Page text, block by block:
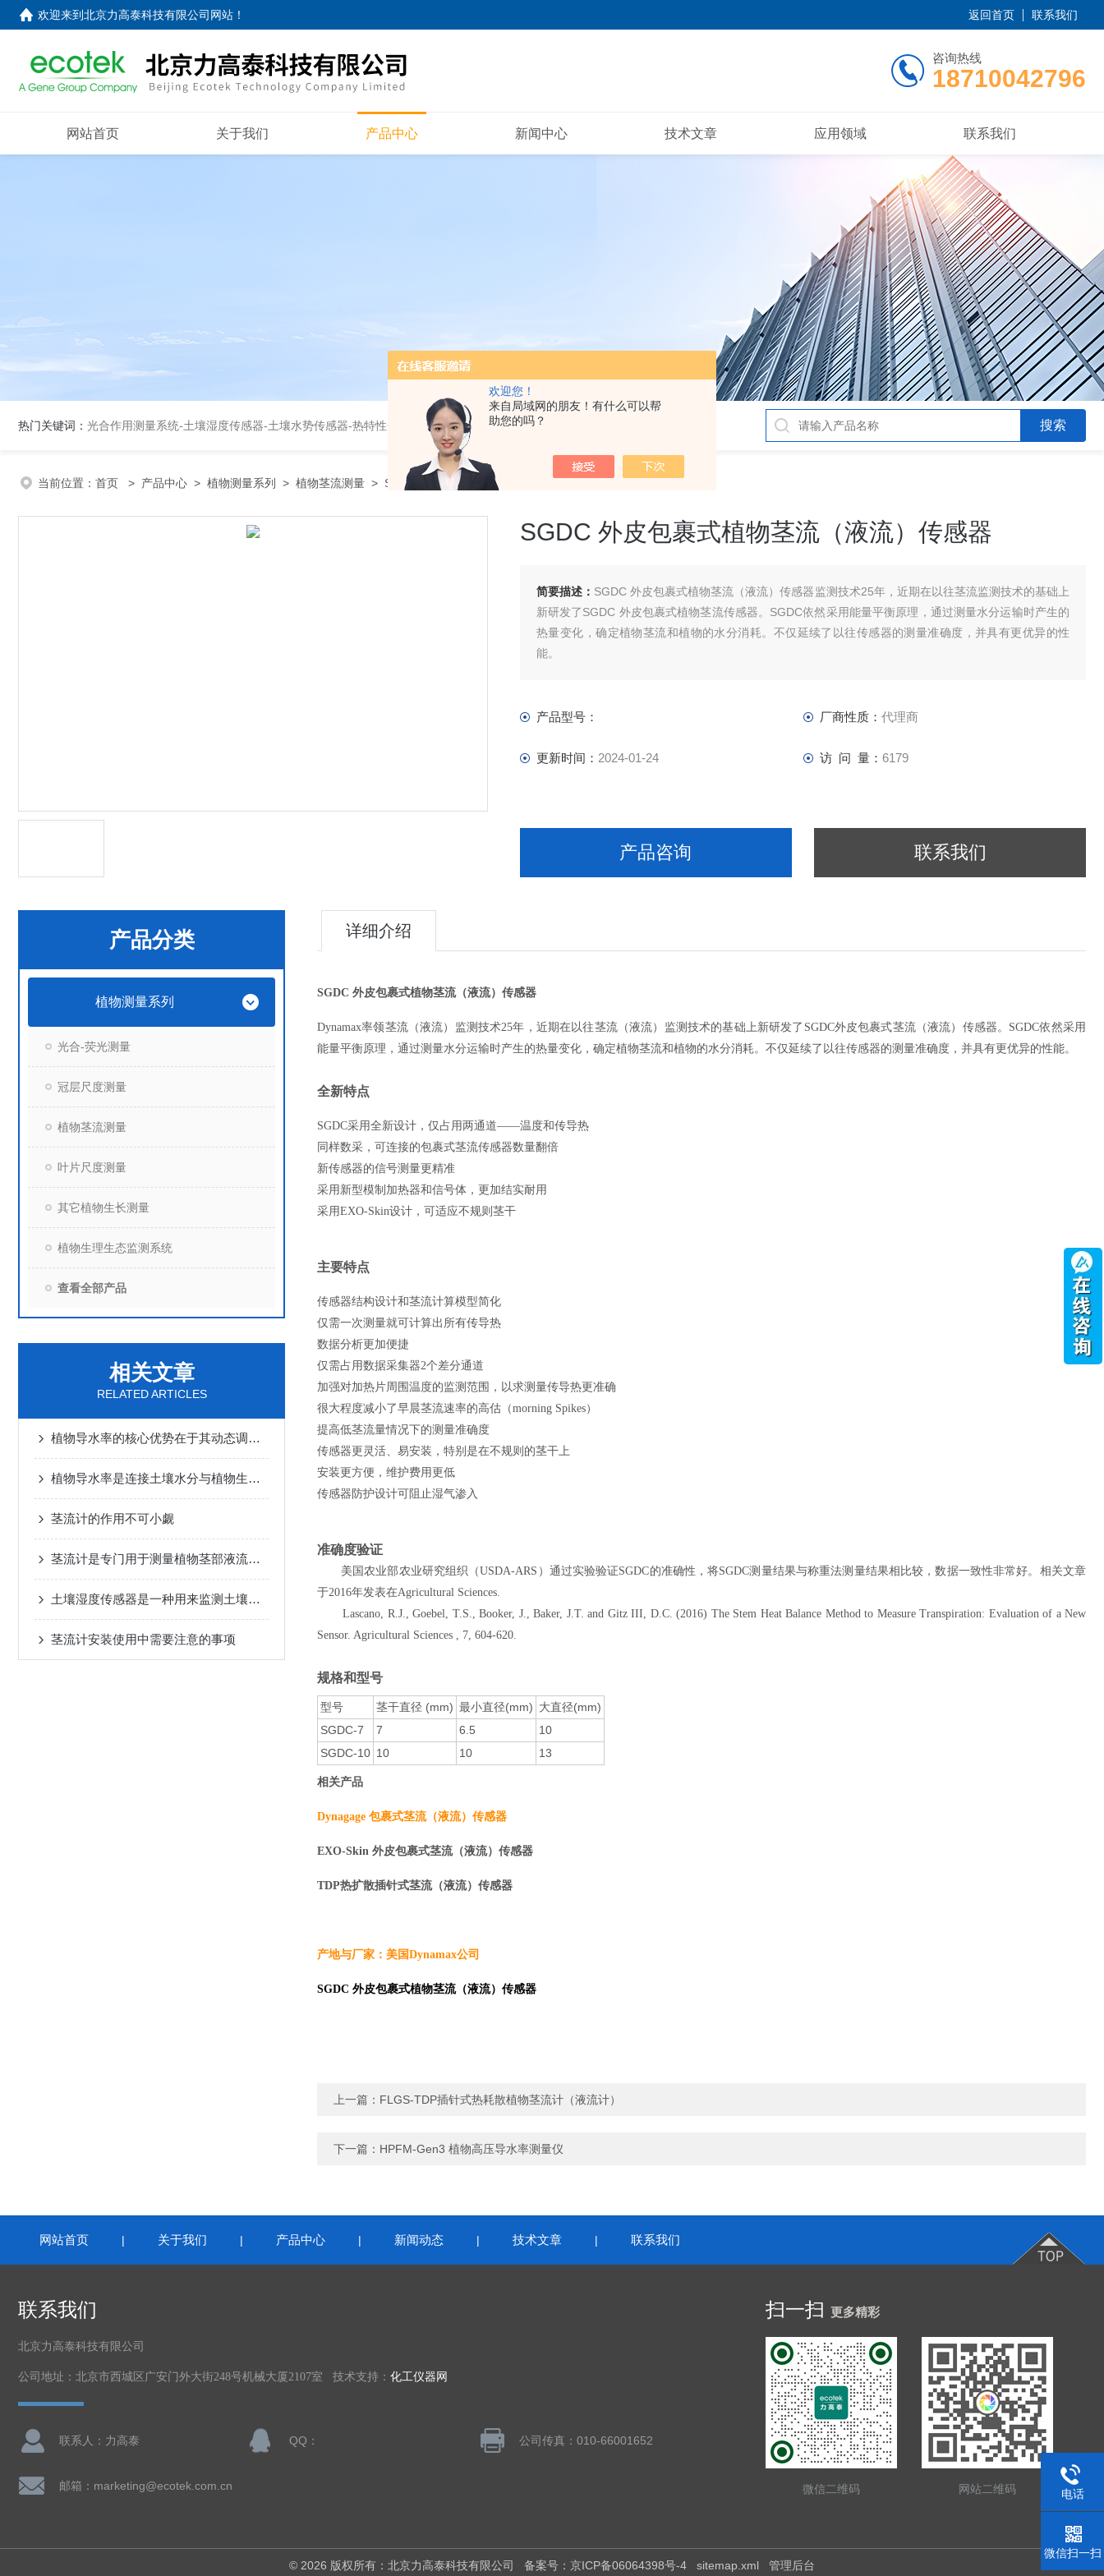
欢迎您！
来自局域网的朋友！有什么可以帮
助您的吗？
欢迎来到北京力高泰科技有限公司网站 ！ 返回首页 联系我们
咨询热线
18710042796
网站首页 关于我们 产品中心 新闻中心 技术文章 应用领域 联系我们
热门关键词： 光合作用测量系统-土壤湿度传感器-土壤水势传感器-热特性分析 开路式气体分析仪
当前位置： 首页 > 产品中心 > 植物测量系列 > 植物茎流测量 > SGDC 外皮包裹式植物茎流（液流）传感器
SGDC 外皮包裹式植物茎流（液流）传感器
简要描述： SGDC 外皮包裹式植物茎流（液流）传感器监测技术25年，近期在以往茎流监测技术的基础上
新研发了SGDC 外皮包裹式植物茎流传感器。SGDC依然采用能量平衡原理，通过测量水分运输时产生的
热量变化，确定植物茎流和植物的水分消耗。不仅延续了以往传感器的测量准确度，并具有更优异的性
能。
产品型号： 厂商性质： 代理商
更新时间： 2024-01-24 访 问 量： 6179
产品咨询 联系我们
产品分类
植物测量系列
光合-荧光测量
冠层尺度测量
植物茎流测量
叶片尺度测量
其它植物生长测量
植物生理生态监测系统
查看全部产品
相关文章
RELATED ARTICLES
植物导水率的核心优势在于其动态调节能力
植物导水率是连接土壤水分与植物生理活动的桥梁
茎流计的作用不可小觑
茎流计是专门用于测量植物茎部液流速度的仪器
土壤湿度传感器是一种用来监测土壤湿度的装置
茎流计安装使用中需要注意的事项
详细介绍
SGDC 外皮包裹式植物茎流（液流）传感器
Dynamax率领茎流（液流）监测技术25年，近期在以往茎流（液流）监测技术的基础上新研发了SGDC外皮包裹式茎流（液流）传感器。SGDC依然采用
能量平衡原理，通过测量水分运输时产生的热量变化，确定植物茎流和植物的水分消耗。不仅延续了以往传感器的测量准确度，并具有更优异的性能。
全新特点
SGDC采用全新设计，仅占用两通道——温度和传导热
同样数采，可连接的包裹式茎流传感器数量翻倍
新传感器的信号测量更精准
采用新型模制加热器和信号体，更加结实耐用
采用EXO-Skin设计，可适应不规则茎干
主要特点
传感器结构设计和茎流计算模型简化
仅需一次测量就可计算出所有传导热
数据分析更加便捷
仅需占用数据采集器2个差分通道
加强对加热片周围温度的监测范围，以求测量传导热更准确
很大程度减小了早晨茎流速率的高估（morning Spikes）
提高低茎流量情况下的测量准确度
传感器更灵活、易安装，特别是在不规则的茎干上
安装更方便，维护费用更低
传感器防护设计可阻止湿气渗入
准确度验证
美国农业部农业研究组织（USDA-ARS）通过实验验证SGDC的准确性，将SGDC测量结果与称重法测量结果相比较，数据一致性非常好。相关文章
于2016年发表在Agricultural Sciences.
Lascano, R.J., Goebel, T.S., Booker, J., Baker, J.T. and Gitz III, D.C. (2016) The Stem Heat Balance Method to Measure Transpiration: Evaluation of a New
Sensor. Agricultural Sciences , 7, 604-620.
规格和型号
型号 茎干直径 (mm) 最小直径(mm) 大直径(mm)
SGDC-7
7 6.5
10
SGDC-10 10 10 13
相关产品
Dynagage 包裹式茎流（液流）传感器
EXO-Skin 外皮包裹式茎流（液流）传感器
TDP热扩散插针式茎流（液流）传感器
产地与厂家：美国Dynamax公司
SGDC 外皮包裹式植物茎流（液流）传感器
上一篇： FLGS-TDP插针式热耗散植物茎流计（液流计）
下一篇： HPFM-Gen3 植物高压导水率测量仪
网站首页 | 关于我们 | 产品中心 | 新闻动态 | 技术文章 | 联系我们
联系我们
北京力高泰科技有限公司
公司地址：北京市西城区广安门外大街248号机械大厦2107室 技术支持： 化工仪器网
联系人：力高泰 QQ： 公司传真：010-66001652
邮箱：marketing@ecotek.com.cn
扫一扫 更多精彩
微信二维码 网站二维码
© 2026 版权所有：北京力高泰科技有限公司 备案号：京ICP备06064398号-4 sitemap.xml 管理后台
电话
微信扫一扫